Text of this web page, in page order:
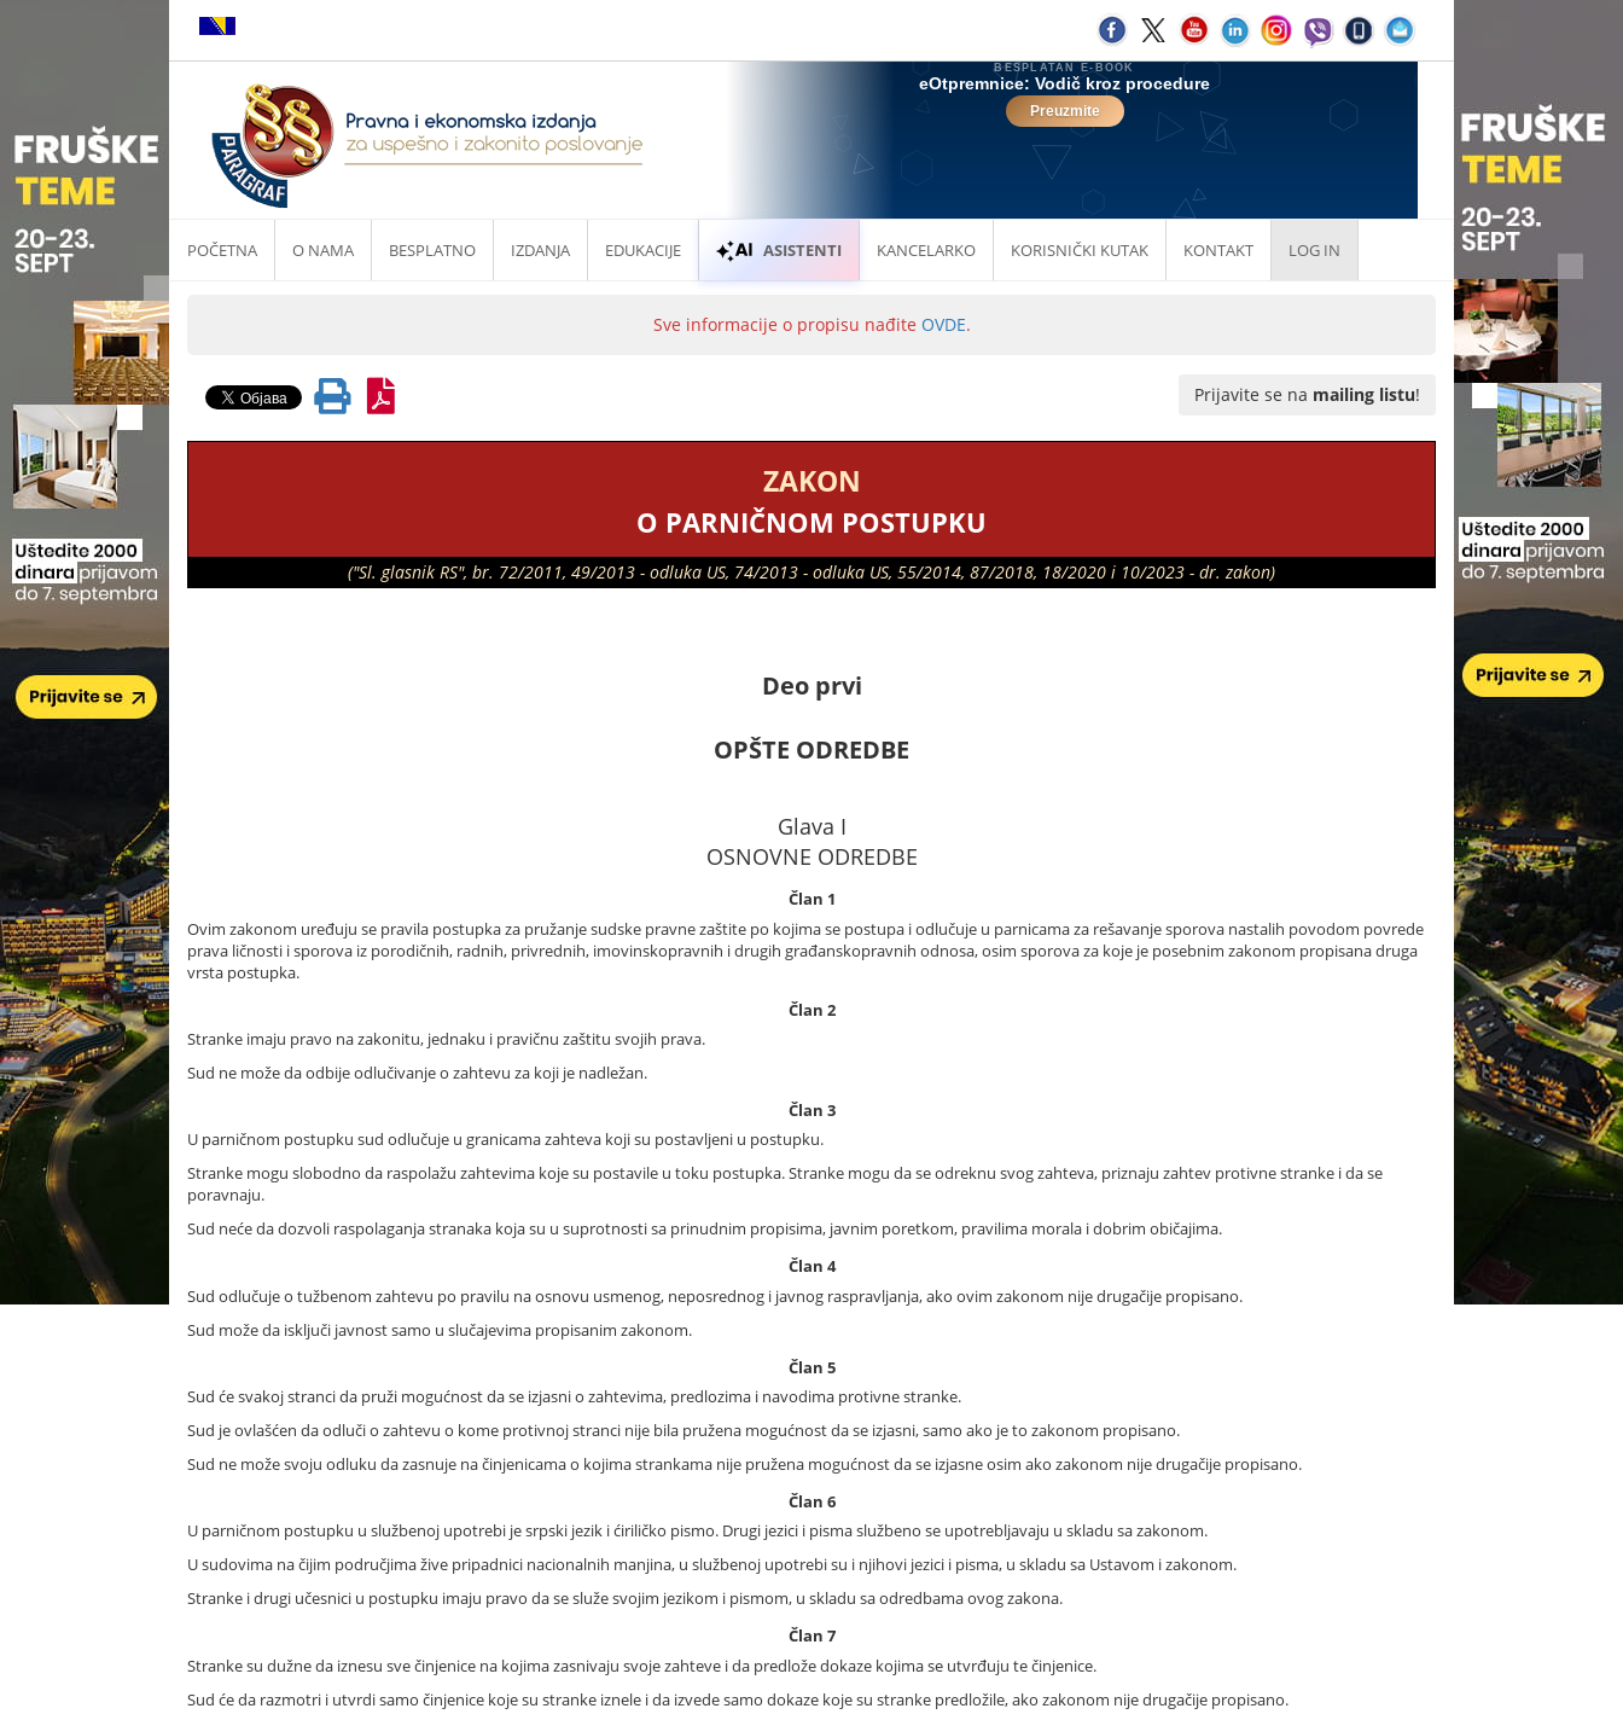
POČETNA O NAMA BESPLATNO IZDANJA EDUKACIJE ASISTENTI KANCELARKO KORISNIČKI KUTAK KONTAKT LOG IN
Sve informacije o propisu nađite OVDE.
Prijavite se na mailing listu!
ZAKON
O PARNIČNOM POSTUPKU
("Sl. glasnik RS", br. 72/2011, 49/2013 - odluka US, 74/2013 - odluka US, 55/2014, 87/2018, 18/2020 i 10/2023 - dr. zakon)
Deo prvi
OPŠTE ODREDBE
Glava I
OSNOVNE ODREDBE
Član 1
Ovim zakonom uređuju se pravila postupka za pružanje sudske pravne zaštite po kojima se postupa i odlučuje u parnicama za rešavanje sporova nastalih povodom povrede
prava ličnosti i sporova iz porodičnih, radnih, privrednih, imovinskopravnih i drugih građanskopravnih odnosa, osim sporova za koje je posebnim zakonom propisana druga
vrsta postupka.
Član 2
Stranke imaju pravo na zakonitu, jednaku i pravičnu zaštitu svojih prava.
Sud ne može da odbije odlučivanje o zahtevu za koji je nadležan.
Član 3
U parničnom postupku sud odlučuje u granicama zahteva koji su postavljeni u postupku.
Stranke mogu slobodno da raspolažu zahtevima koje su postavile u toku postupka. Stranke mogu da se odreknu svog zahteva, priznaju zahtev protivne stranke i da se
poravnaju.
Sud neće da dozvoli raspolaganja stranaka koja su u suprotnosti sa prinudnim propisima, javnim poretkom, pravilima morala i dobrim običajima.
Član 4
Sud odlučuje o tužbenom zahtevu po pravilu na osnovu usmenog, neposrednog i javnog raspravljanja, ako ovim zakonom nije drugačije propisano.
Sud može da isključi javnost samo u slučajevima propisanim zakonom.
Član 5
Sud će svakoj stranci da pruži mogućnost da se izjasni o zahtevima, predlozima i navodima protivne stranke.
Sud je ovlašćen da odluči o zahtevu o kome protivnoj stranci nije bila pružena mogućnost da se izjasni, samo ako je to zakonom propisano.
Sud ne može svoju odluku da zasnuje na činjenicama o kojima strankama nije pružena mogućnost da se izjasne osim ako zakonom nije drugačije propisano.
Član 6
U parničnom postupku u službenoj upotrebi je srpski jezik i ćiriličko pismo. Drugi jezici i pisma službeno se upotrebljavaju u skladu sa zakonom.
U sudovima na čijim područjima žive pripadnici nacionalnih manjina, u službenoj upotrebi su i njihovi jezici i pisma, u skladu sa Ustavom i zakonom.
Stranke i drugi učesnici u postupku imaju pravo da se služe svojim jezikom i pismom, u skladu sa odredbama ovog zakona.
Član 7
Stranke su dužne da iznesu sve činjenice na kojima zasnivaju svoje zahteve i da predlože dokaze kojima se utvrđuju te činjenice.
Sud će da razmotri i utvrdi samo činjenice koje su stranke iznele i da izvede samo dokaze koje su stranke predložile, ako zakonom nije drugačije propisano.